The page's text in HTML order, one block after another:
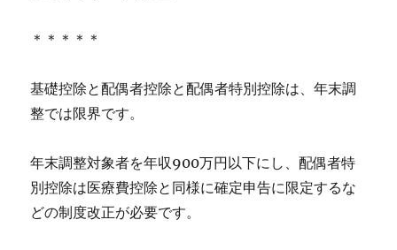
＊＊＊＊＊
基礎控除と配偶者控除と配偶者特別控除は、年末調
整では限界です。
年末調整対象者を年収900万円以下にし、配偶者特
別控除は医療費控除と同様に確定申告に限定するな
どの制度改正が必要です。